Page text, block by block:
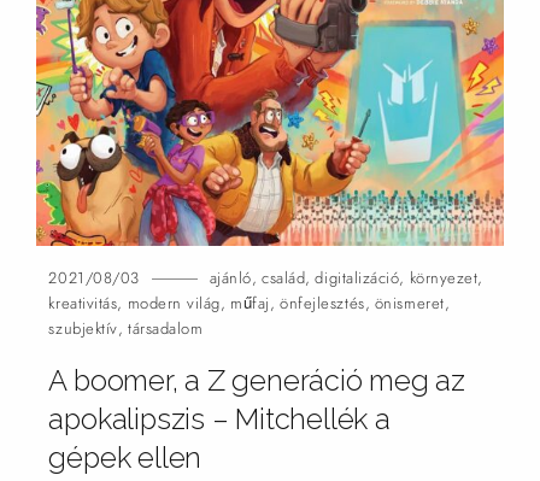
2021/08/03 ajánló, család,digitalizáció, környezet,
kreativitás, modern világ, műfaj,önfejlesztés, önismeret,
szubjektív,társadalom
A boomer, a Z generáció meg az
apokalipszis – Mitchellék a
gépek ellen